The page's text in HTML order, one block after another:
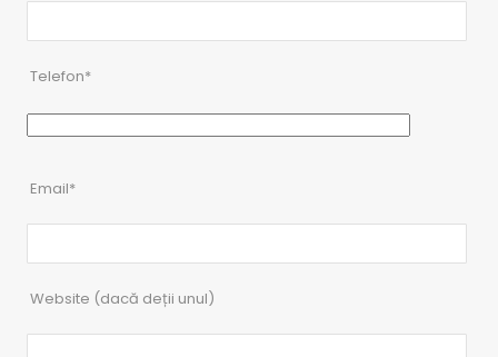
Telefon*
Email*
Website (dacă deții unul)